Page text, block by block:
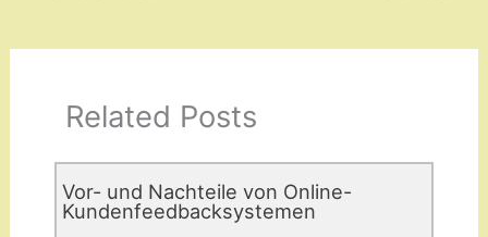
Related Posts
Vor- und Nachteile von Online-
Kundenfeedbacksystemen